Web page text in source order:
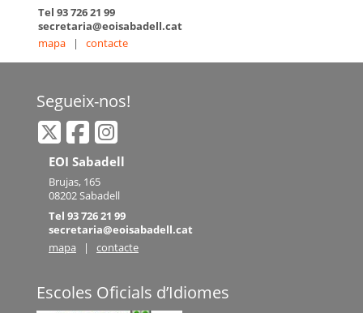
Tel 93 726 21 99
secretaria@eoisabadell.cat
mapa
| contacte
Segueix-nos!
EOI Sabadell
Brujas, 165
08202 Sabadell
Tel 93 726 21 99
secretaria@eoisabadell.cat
mapa
| contacte
Escoles Oficials d’Idiomes